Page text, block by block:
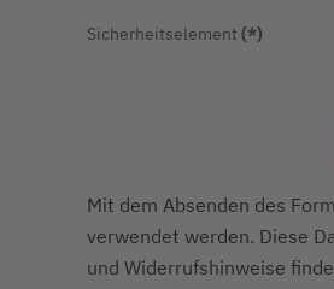
Sicherheitselement (*)
Mit dem Absenden des
verwendet werden. Diese
und Widerrufshinweise